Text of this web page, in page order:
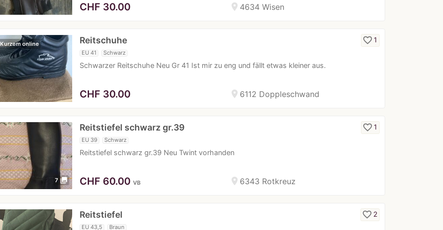
location_on 4634 Wisen
CHF 30.00
online Reitschuhe
EU 41 Schwarz
Schwarzer Reitschuhe Neu Gr 41 Ist mir zu eng und fällt etwas kleiner aus.
favorite_border1
location_on 6112 Doppleschwand
CHF 30.00
7 photo_library
Reitstiefel schwarz gr.39
EU 39 Schwarz
Reitstiefel schwarz gr.39 Neu Twint vorhanden
favorite_border1
location_on 6343 Rotkreuz
CHF 60.00 VB
Reitstiefel
EU 43,5 Braun
favorite_border 2